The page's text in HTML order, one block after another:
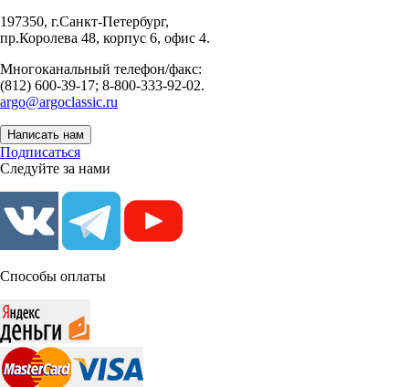
197350, г.Санкт-Петербург,
пр.Королева 48, корпус 6, офис 4.
Многоканальный телефон/факс:
(812) 600-39-17; 8-800-333-92-02.
argo@argoclassic.ru
Написать нам
Подписаться
Следуйте за нами
Способы оплаты